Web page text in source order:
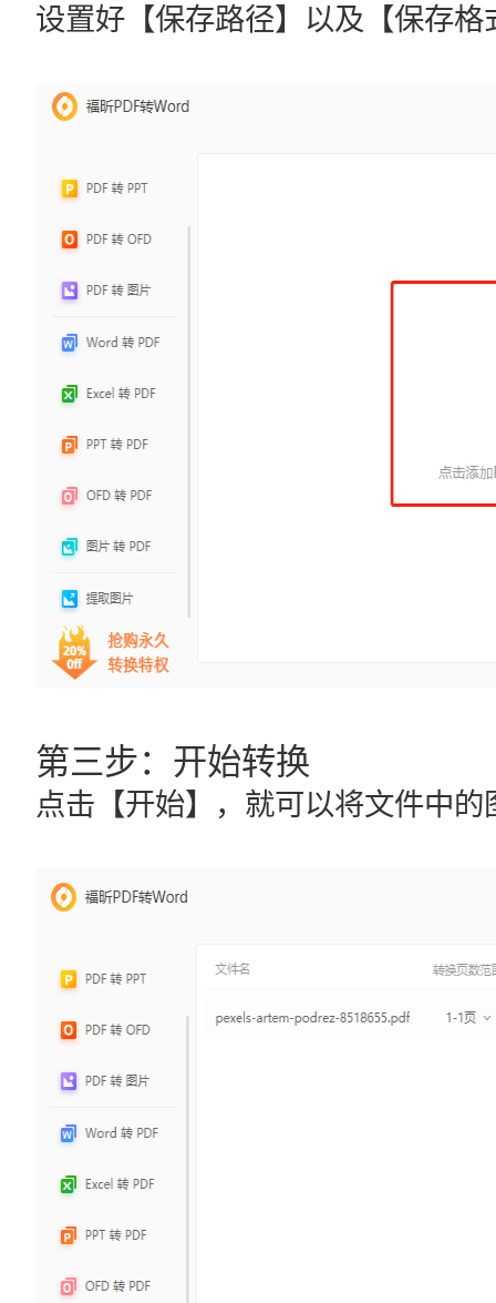
设置好【保存路径】以及【保存格
第三步：开始转换
点击【开始】，就可以将文件中